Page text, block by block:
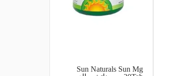
Sun Naturals Sun Mg